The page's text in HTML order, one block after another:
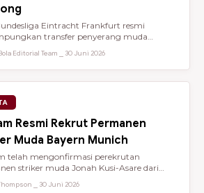
Eintracht Frankfurt resmi
transfer penyerang muda
Editorial Team ⎯ 30 Juni 2026
Resmi Rekrut Permanen
Muda Bayern Munich
telah mengonfirmasi perekrutan
striker muda Jonah Kusi-Asare dari
⎯ 30 Juni 2026